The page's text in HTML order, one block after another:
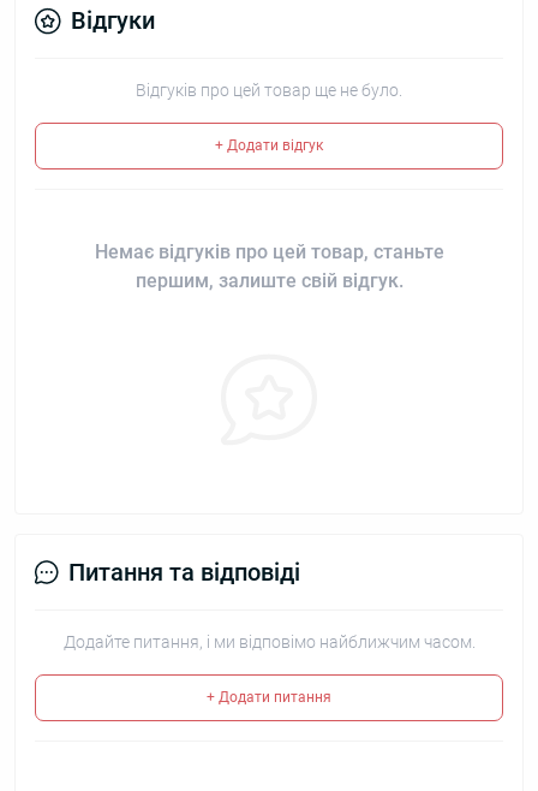
Відгуки
Відгуків про цей товар ще не було.
+ Додати відгук
Немає відгуків про цей товар, станьте
першим, залиште свій відгук.
Питання та відповіді
Додайте питання, і ми відповімо найближчим часом.
+ Додати питання